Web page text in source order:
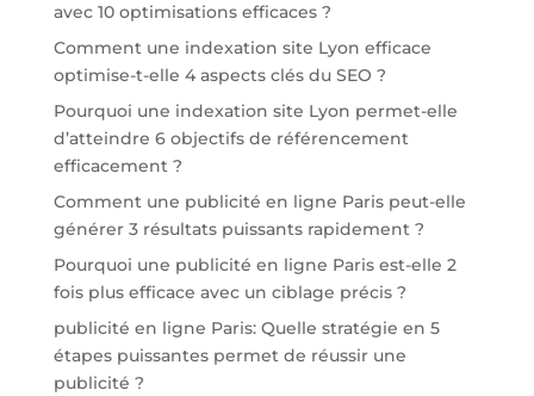
avec 10 optimisations efficaces ?
Comment une indexation site Lyon efficace
optimise-t-elle 4 aspects clés du SEO ?
Pourquoi une indexation site Lyon permet-elle
d’atteindre 6 objectifs de référencement
efficacement ?
Comment une publicité en ligne Paris peut-elle
générer 3 résultats puissants rapidement ?
Pourquoi une publicité en ligne Paris est-elle 2
fois plus efficace avec un ciblage précis ?
publicité en ligne Paris: Quelle stratégie en 5
étapes puissantes permet de réussir une
publicité ?